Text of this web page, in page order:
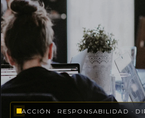
ACCIÓN · RESPONSABILIDAD ·